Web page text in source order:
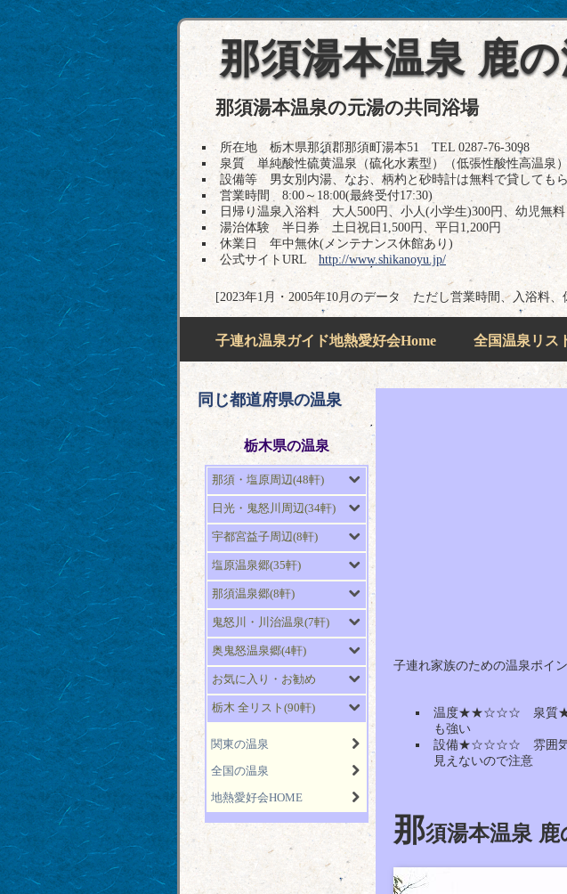
那須湯本温泉 鹿
那須湯本温泉の元湯の共同浴場
所在地 栃木県那須郡那須町湯本51 TEL 0287-76-3098
泉質 単純酸性硫黄温泉（硫化水素型）（低張性酸性高温泉
設備等 男女別内湯、なお、柄杓と砂時計は無料で貸しても
営業時間 8:00～18:00(最終受付17:30)
日帰り温泉入浴料 大人500円、小人(小学生)300円、幼児無料
湯治体験 半日券 土日祝日1,500円、平日1,200円
休業日 年中無休(メンテナンス休館あり)
公式サイトURL http://www.shikanoyu.jp/
[2023年1月・2005年10月のデータ ただし営業時間、入浴料、
子連れ温泉ガイド地熱愛好会Home 全国温泉リス
子連れ家族のための温泉ポイ
温度★★☆☆☆ 泉質
も強い
設備★☆☆☆☆ 雰囲気
見えないので注意
那須湯本温泉 鹿
同じ都道府県の温泉